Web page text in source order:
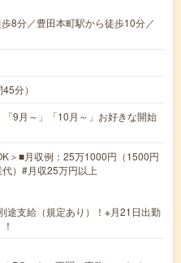
8分／豊田本町駅から徒歩10分／
分）
9月～」「10月～」お好きな開始
＞■月収例：25万1000円（1500円
）#月収25万円以上
途支給（規定あり）！※月21日出勤